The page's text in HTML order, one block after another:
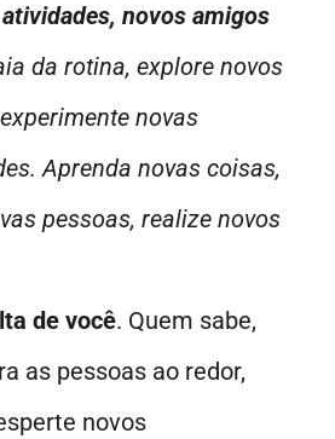
novos amigos
da rotina, explore novos
novas
Aprenda novas coisas,
pessoas, realize novos
de você. Quem sabe,
as pessoas ao redor,
novos